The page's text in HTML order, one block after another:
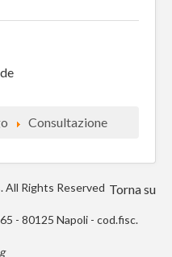
Consultazione
Torna su
Rights Reserved
- 80125 Napoli - cod.fisc.